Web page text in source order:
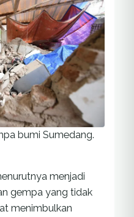
bumi Sumedang.
menjadi
gempa yang tidak
menimbulkan